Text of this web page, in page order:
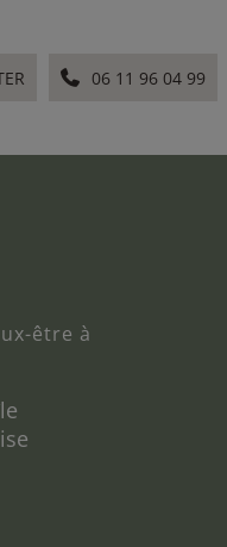
06 11 96 04 99
être à